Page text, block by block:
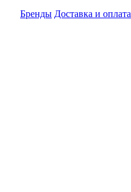
Бренды Доставка и оплата